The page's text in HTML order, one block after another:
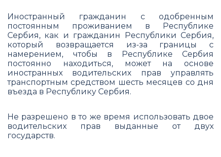
Иностранный гражданин с одобренным
постоянным проживанием в Республике
Сербия, как и гражданин Республики Сербия,
который возвращается из-за границы с
намерением, чтобы в Республике Сербия
постоянно находиться, может на основе
иностранных водительских прав управлять​
транспортным средством шесть месяцев со дня
въезда в Республику Сербия.
Не разрешено в то же время использовать двое
водительских прав выданные от двух
государств.